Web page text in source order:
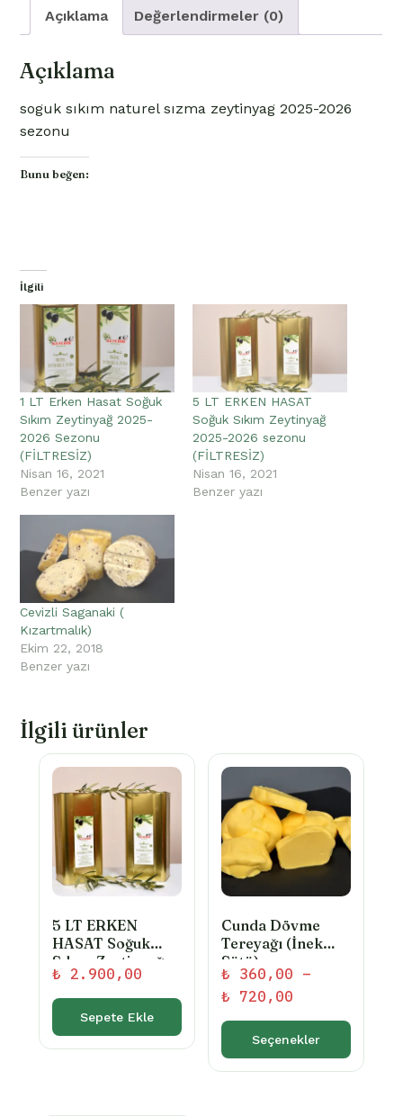
Açıklama Değerlendirmeler (0)
Açıklama
soguk sıkım naturel sızma zeytinyag 2025-2026
sezonu
Bunu beğen:
İlgili
1 LT Erken Hasat Soğuk
Sıkım Zeytinyağ 2025-
2026 Sezonu
(FİLTRESİZ)
Nisan 16, 2021
Benzer yazı
5 LT ERKEN HASAT
Soğuk Sıkım Zeytinyağ
2025-2026 sezonu
(FİLTRESİZ)
Nisan 16, 2021
Benzer yazı
Cevizli Saganaki (
Kızartmalık)
Ekim 22, 2018
Benzer yazı
İlgili ürünler
5 LT ERKEN
HASAT Soğuk
Sıkım Zeytinyağ
2025-2026
sezonu
(FİLTRESİZ)
₺ 2.900,00
Sepete Ekle
Cunda Dövme
Tereyağı (İnek
Sütü)
₺ 360,00 –
₺ 720,00
aralığı:
₺ 360,00
-
Seçenekler
Bu